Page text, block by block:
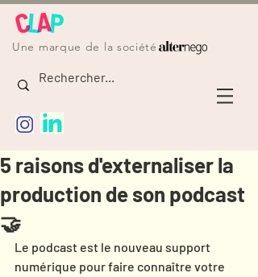
Une marque de la société
5 raisons d'externaliser la
production de son podcast
🤝
Le podcast est le nouveau support
numérique pour faire connaître votre